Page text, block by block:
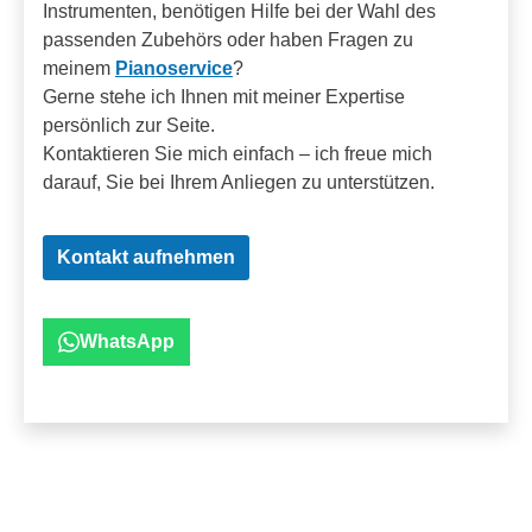
Instrumenten, benötigen Hilfe bei der Wahl des
passenden Zubehörs oder haben Fragen zu
meinem Pianoservice?
Gerne stehe ich Ihnen mit meiner Expertise
persönlich zur Seite.
Kontaktieren Sie mich einfach – ich freue mich
darauf, Sie bei Ihrem Anliegen zu unterstützen.
Kontakt aufnehmen
WhatsApp